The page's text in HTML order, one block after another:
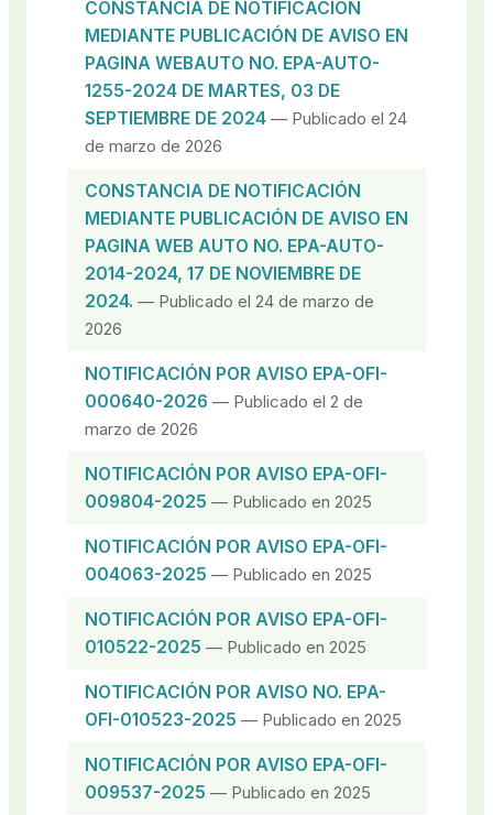
CONSTANCIA DE NOTIFICACIÓN
MEDIANTE PUBLICACIÓN DE AVISO EN
PAGINA WEBAUTO NO. EPA-AUTO-
1255-2024 DE MARTES, 03 DE
SEPTIEMBRE DE 2024 — Publicado el 24
de marzo de 2026
CONSTANCIA DE NOTIFICACIÓN
MEDIANTE PUBLICACIÓN DE AVISO EN
PAGINA WEB AUTO NO. EPA-AUTO-
2014-2024, 17 DE NOVIEMBRE DE
2024. — Publicado el 24 de marzo de
2026
NOTIFICACIÓN POR AVISO EPA-OFI-
000640-2026 — Publicado el 2 de
marzo de 2026
NOTIFICACIÓN POR AVISO EPA-OFI-
009804-2025 — Publicado en 2025
NOTIFICACIÓN POR AVISO EPA-OFI-
004063-2025 — Publicado en 2025
NOTIFICACIÓN POR AVISO EPA-OFI-
010522-2025 — Publicado en 2025
NOTIFICACIÓN POR AVISO NO. EPA-
OFI-010523-2025 — Publicado en 2025
NOTIFICACIÓN POR AVISO EPA-OFI-
009537-2025 — Publicado en 2025